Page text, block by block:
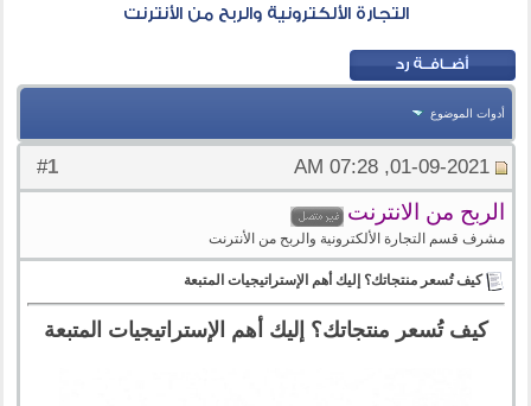
التجارة الألكترونية والربح من الأنترنت
أدوات الموضوع
#
1 01-09-2021, 07:28 AM
الربح من الانترنت
مشرف قسم التجارة الألكترونية والربح من الأنترنت
كيف تُسعر منتجاتك؟ إليك أهم الإستراتيجيات المتبعة
كيف تُسعر منتجاتك؟ إليك أهم الإستراتيجيات المتبعة